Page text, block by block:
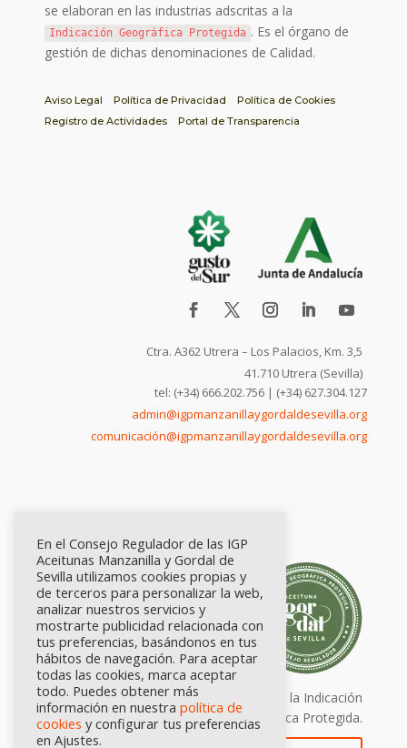
se elaboran en las industrias adscritas a la
Indicación Geográfica Protegida . Es el órgano de
gestión de dichas denominaciones de Calidad.
Aviso Legal Política de Privacidad
Política de Cookies
Registro de Actividades
Portal de Transparencia
Ctra. A362 Utrera – Los Palacios, Km. 3,5
41.710 Utrera (Sevilla)
tel: (+34) 666.202.756 | (+34) 627.304.127
admin@igpmanzanillaygordaldesevilla.org
comunicación@igpmanzanillaygordaldesevilla.org
Calidad certificada por Origen. Sellos de la Indicación
Geográfica Protegida.
En el Consejo Regulador de las IGP
Aceitunas Manzanilla y Gordal de
Sevilla utilizamos cookies propias y
de terceros para personalizar la web,
analizar nuestros servicios y
mostrarte publicidad relacionada con
tus preferencias, basándonos en tus
hábitos de navegación. Para aceptar
todas las cookies, marca aceptar
todo. Puedes obtener más
información en nuestra política de
cookies y configurar tus preferencias
en Ajustes.